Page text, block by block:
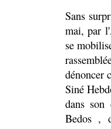
Sans
mai, par
se
dénoncer
Siné
dans
Bedos ,